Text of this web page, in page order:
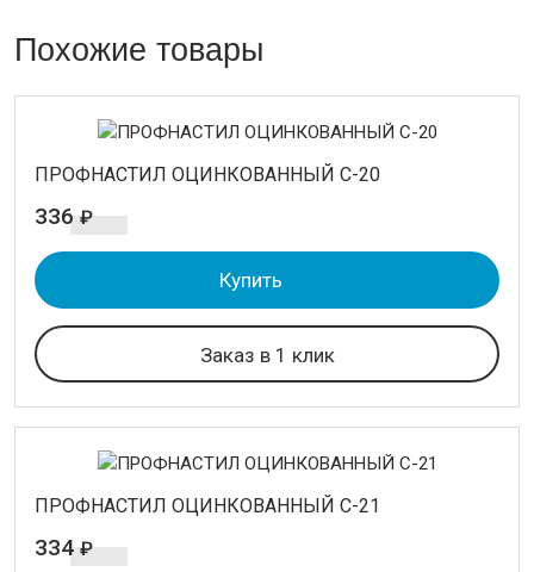
Похожие товары
ПРОФНАСТИЛ ОЦИНКОВАННЫЙ С-20
336 ₽
Купить
Заказ в 1 клик
ПРОФНАСТИЛ ОЦИНКОВАННЫЙ С-21
334 ₽